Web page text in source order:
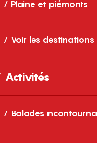
Plaine et piémonts
Voir les destinations
Activités
Balades
24 ▒▒
nous
amelie.com